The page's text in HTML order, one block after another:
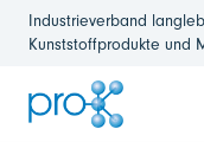
Industrieverband
Kunststoffprodukte und